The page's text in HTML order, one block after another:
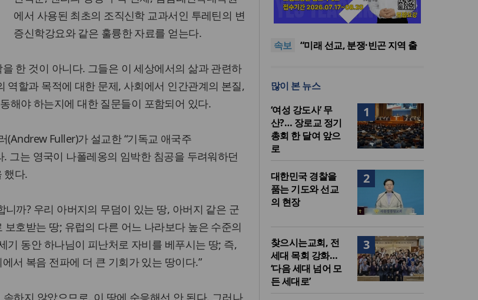
에서 사용된 최초의 조직신학 교과서인 투레틴의 변
증신학강요와 같은 훌륭한 자료를 얻는다.
한 것이 아니다. 그들은 이 세상에서의 삶과 관련하
역할과 목적에 대한 문제, 사회에서 인간관계의 본질,
해야 하는지에 대한 질문들이 포함되어 있다.
(Andrew Fuller)가 설교한 “기독교 애국주
그는 영국이 나폴레옹의 임박한 침공을 두려워하던
했다.
까? 우리 아버지의 무덤이 있는 땅, 아버지 같은 군
호받는 땅; 유럽의 다른 어느 나라보다 높은 수준의
기 동안 하나님이 피난처로 자비를 베푸시는 땅; 즉,
서 복음 전파에 더 큰 기회가 있는 땅이다.”
속보
[최원호 목사의 영혼의 양식 63]
말씀은 같은데 왜 열매는 다를
美 이민구금센터에 억류됐던
“미사일 속에서도 복음은 전해
“미래 선교, 분쟁·빈곤 지역 출
발
말씀은 같은데 왜 열매는 다를
美 이민구금센터에 억류됐던
한인 목회자 석방돼
많이 본 뉴스
1
‘여성 강도사’ 무
산?… 장로교 정기
총회 한 달여 앞으
로
2
대한민국 경찰을
품는 기도와 선교
의 현장
3
찾으시는교회, 전
세대 목회 강화…
‘다음 세대 넘어 모
든 세대로’